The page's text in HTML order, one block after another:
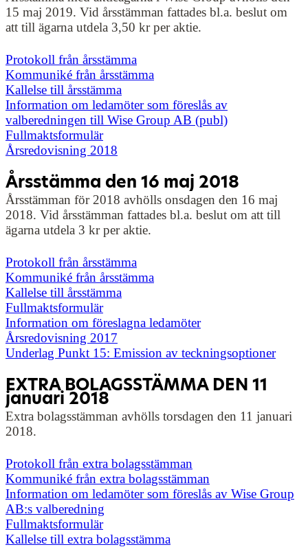
15 maj 2019. Vid årsstämman fattades bl.a. beslut om
att till ägarna utdela 3,50 kr per aktie.
Protokoll från årsstämma
Kommuniké från årsstämma
Kallelse till årsstämma
Information om ledamöter som föreslås av
valberedningen till Wise Group AB (publ)
Fullmaktsformulär
Årsredovisning 2018
Årsstämma den 16 maj 2018
Årsstämman för 2018 avhölls onsdagen den 16 maj
2018. Vid årsstämman fattades bl.a. beslut om att till
ägarna utdela 3 kr per aktie.
Protokoll från årsstämma
Kommuniké från årsstämma
Kallelse till årsstämma
Fullmaktsformulär
Information om föreslagna ledamöter
Årsredovisning 2017
Underlag Punkt 15: Emission av teckningsoptioner
EXTRA BOLAGSSTÄMMA DEN 11
januari 2018
Extra bolagsstämman avhölls torsdagen den 11 januari
2018.
Protokoll från extra bolagsstämman
Kommuniké från extra bolagsstämman
Information om ledamöter som föreslås av Wise Group
AB:s valberedning
Fullmaktsformulär
Kallelse till extra bolagsstämma